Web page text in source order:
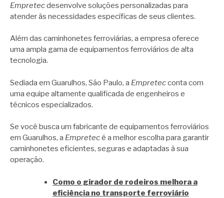
Empretecdesenvolve soluções personalizadas para
atender às necessidades específicas de seus clientes.
Além das caminhonetes ferroviárias, a empresa oferece
uma ampla gama de equipamentos ferroviários de alta
tecnologia.
Sediada em Guarulhos, São Paulo, a Empretecconta com
uma equipe altamente qualificada de engenheiros e
técnicos especializados.
Se você busca um fabricante de equipamentos ferroviários
em Guarulhos, a Empretecé a melhor escolha para garantir
caminhonetes eficientes, seguras e adaptadas à sua
operação.
Como o girador de rodeiros melhora a
eficiência no transporte ferroviário